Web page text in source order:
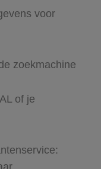
voor
zoekmachine
of je